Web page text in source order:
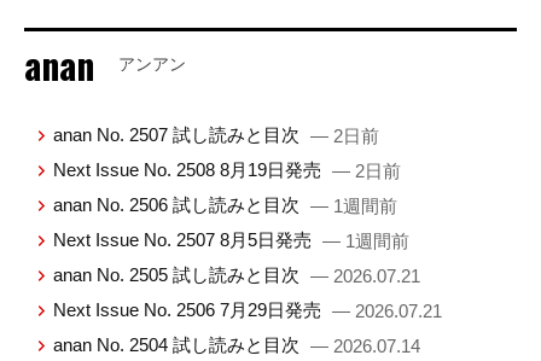
anan アンアン
anan No. 2507 試し読みと目次 — 2日前
Next Issue No. 2508 8月19日発売 — 2日前
anan No. 2506 試し読みと目次 — 1週間前
Next Issue No. 2507 8月5日発売 — 1週間前
anan No. 2505 試し読みと目次 — 2026.07.21
Next Issue No. 2506 7月29日発売 — 2026.07.21
anan No. 2504 試し読みと目次 — 2026.07.14